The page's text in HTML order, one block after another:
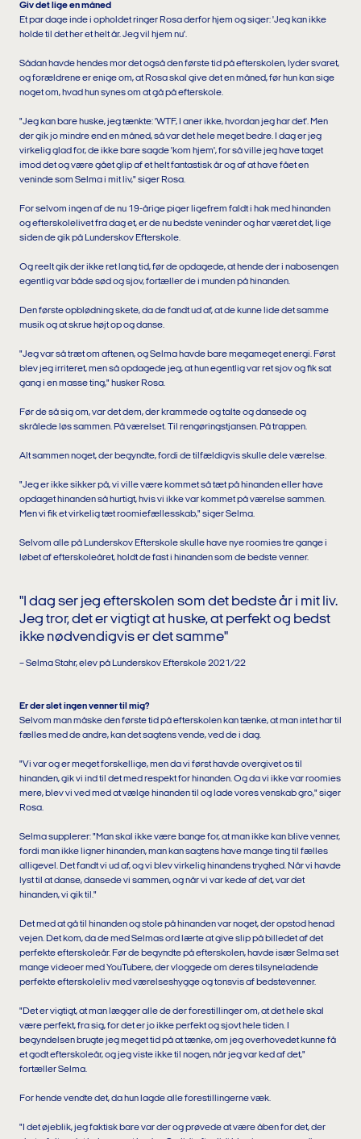
Giv det lige en måned
Et par dage inde i opholdet ringer Rosa derfor hjem og siger: 'Jeg kan ikke
holde til det her et helt år. Jeg vil hjem nu'.
Sådan havde hendes mor det også den første tid på efterskolen, lyder svaret,
og forældrene er enige om, at Rosa skal give det en måned, før hun kan sige
noget om, hvad hun synes om at gå på efterskole.
"Jeg kan bare huske, jeg tænkte: 'WTF, I aner ikke, hvordan jeg har det'. Men
der gik jo mindre end en måned, så var det hele meget bedre. I dag er jeg
virkelig glad for, de ikke bare sagde 'kom hjem', for så ville jeg have taget
imod det og være gået glip af et helt fantastisk år og af at have fået en
veninde som Selma i mit liv," siger Rosa.
For selvom ingen af de nu 19-årige piger ligefrem faldt i hak med hinanden
og efterskolelivet fra dag et, er de nu bedste veninder og har været det, lige
siden de gik på Lunderskov Efterskole.
Og reelt gik der ikke ret lang tid, før de opdagede, at hende der i nabosengen
egentlig var både sød og sjov, fortæller de i munden på hinanden.
Den første opblødning skete, da de fandt ud af, at de kunne lide det samme
musik og at skrue højt op og danse.
"Jeg var så træt om aftenen, og Selma havde bare megameget energi. Først
blev jeg irriteret, men så opdagede jeg, at hun egentlig var ret sjov og fik sat
gang i en masse ting," husker Rosa.
Før de så sig om, var det dem, der krammede og talte og dansede og
skrålede løs sammen. På værelset. Til rengøringstjansen. På trappen.
Alt sammen noget, der begyndte, fordi de tilfældigvis skulle dele værelse.
"Jeg er ikke sikker på, vi ville være kommet så tæt på hinanden eller have
opdaget hinanden så hurtigt, hvis vi ikke var kommet på værelse sammen.
Men vi fik et virkelig tæt roomiefællesskab," siger Selma.
Selvom alle på Lunderskov Efterskole skulle have nye roomies tre gange i
løbet af efterskoleåret, holdt de fast i hinanden som de bedste venner.
"I dag ser jeg efterskolen som det bedste år i mit liv.
Jeg tror, det er vigtigt at huske, at perfekt og bedst
ikke nødvendigvis er det samme"
– Selma Stahr, elev på Lunderskov Efterskole 2021/22
Er der slet ingen venner til mig?
Selvom man måske den første tid på efterskolen kan tænke, at man intet har til
fælles med de andre, kan det sagtens vende, ved de i dag.
"Vi var og er meget forskellige, men da vi først havde overgivet os til
hinanden, gik vi ind til det med respekt for hinanden. Og da vi ikke var roomies
mere, blev vi ved med at vælge hinanden til og lade vores venskab gro," siger
Rosa.
Selma supplerer: "Man skal ikke være bange for, at man ikke kan blive venner,
fordi man ikke ligner hinanden, man kan sagtens have mange ting til fælles
alligevel. Det fandt vi ud af, og vi blev virkelig hinandens tryghed. Når vi havde
lyst til at danse, dansede vi sammen, og når vi var kede af det, var det
hinanden, vi gik til."
Det med at gå til hinanden og stole på hinanden var noget, der opstod henad
vejen. Det kom, da de med Selmas ord lærte at give slip på billedet af det
perfekte efterskoleår. Før de begyndte på efterskolen, havde især Selma set
mange videoer med YouTubere, der vloggede om deres tilsyneladende
perfekte efterskoleliv med værelseshygge og tonsvis af bedstevenner.
"Det er vigtigt, at man lægger alle de der forestillinger om, at det hele skal
være perfekt, fra sig, for det er jo ikke perfekt og sjovt hele tiden. I
begyndelsen brugte jeg meget tid på at tænke, om jeg overhovedet kunne få
et godt efterskoleår, og jeg viste ikke til nogen, når jeg var ked af det,"
fortæller Selma.
For hende vendte det, da hun lagde alle forestillingerne væk.
"I det øjeblik, jeg faktisk bare var der og prøvede at være åben for det, der